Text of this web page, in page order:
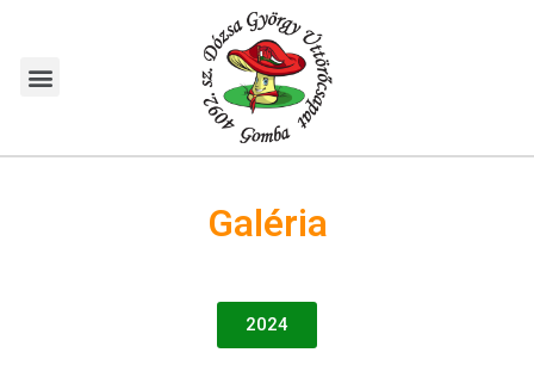
Galéria
2024